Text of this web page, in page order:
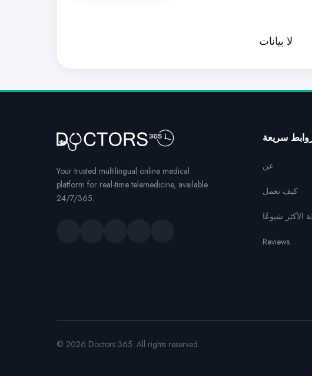
لا بيانات
Your trusted multilingual online medical
platform for real-time telemedicine, available
24/7/365.
سريعة
عن
كيف تعمل
الأكثر شيوعًا
Reviews
© 2026 Doctors 365. All rights reserved.